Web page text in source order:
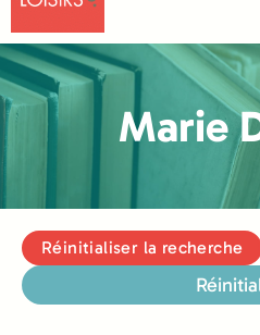
Marie
Réinitialiser la recherche